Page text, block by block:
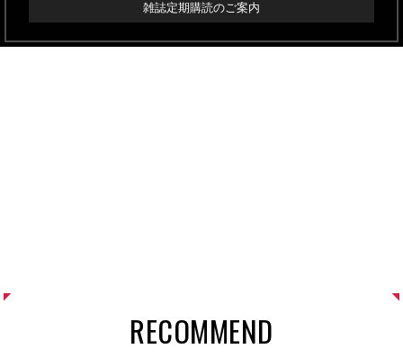
雑誌定期購読のご案内
RECOMMEND